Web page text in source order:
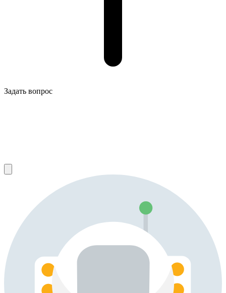
Задать вопрос